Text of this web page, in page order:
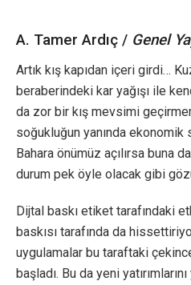
A. Tamer Ardıç / Genel
Artık kış kapıdan içeri girdi…
beraberindeki kar yağışı ile
da zor bir kış mevsimi
soğukluğun yanında
Bahara önümüz açılırsa buna
durum pek öyle olacak gibi
Dijtal baskı etiket tarafındaki
baskısı tarafında da
uygulamalar bu taraftaki
başladı. Bu da yeni